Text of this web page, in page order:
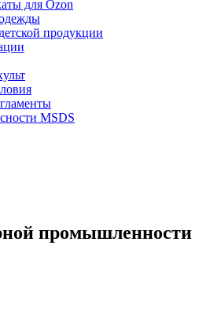
для Ozon
продукции
MSDS
промышленности